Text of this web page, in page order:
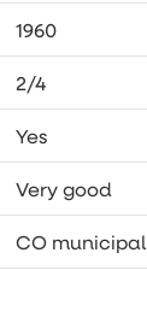
1960
2/4
Yes
Very good
CO municipal